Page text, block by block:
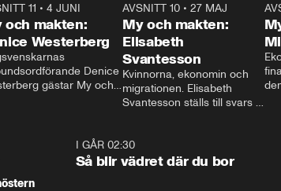
23:40
11 •4 JUNI
och makten:
Westerberg
Denice
gästar My och
AVSNITT 10 •27 MAJ
My och makten:
Elisabeth
Svantesson
Kvinnorna, ekonomin och
migrationen. Elisabeth
Svantesson ställs till svars
I GÅR 02:30
Så blir vädret där du bor